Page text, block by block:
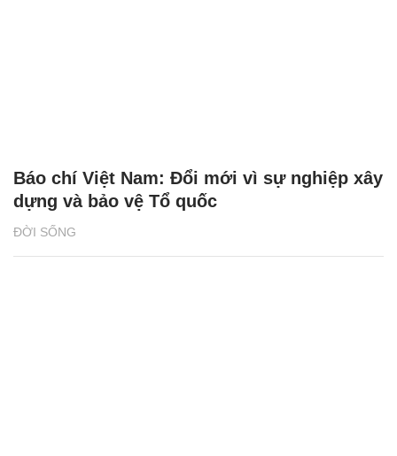
ĐỜI SỐNG
Báo chí Việt Nam: Đổi mới vì sự nghiệp xây
dựng và bảo vệ Tổ quốc